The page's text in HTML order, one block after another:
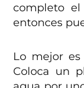
completo
entonces
Lo mejor
Coloca un